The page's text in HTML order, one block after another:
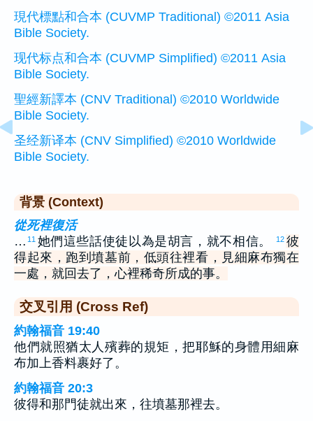
現代標點和合本 (CUVMP Traditional) ©2011 Asia
Bible Society.
现代标点和合本 (CUVMP Simplified) ©2011 Asia
Bible Society.
聖經新譯本 (CNV Traditional) ©2010 Worldwide
Bible Society.
圣经新译本 (CNV Simplified) ©2010 Worldwide
Bible Society.
背景 (Context)
從死裡復活
… 11 她們這些話使徒以為是胡言，就不相信。 12 彼
得起來，跑到墳墓前，低頭往裡看，見細麻布獨在
一處，就回去了，心裡稀奇所成的事。
交叉引用 (Cross Ref)
約翰福音 19:40
他們就照猶太人殯葬的規矩，把耶穌的身體用細麻
布加上香料裹好了。
約翰福音 20:3
彼得和那門徒就出來，往墳墓那裡去。